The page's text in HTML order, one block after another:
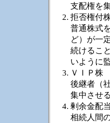
支配権を
拒否権付
普通株式
ど）が一
続けるこ
いように
ＶＩＰ株
後継者（
集中させ
剰余金配
相続人間